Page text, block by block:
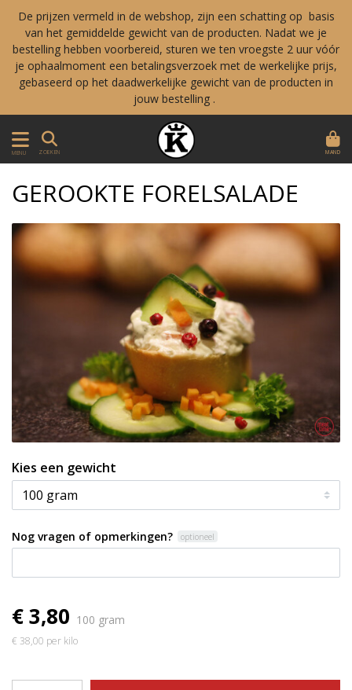
De prijzen vermeld in de webshop, zijn een schatting op basis
van het gemiddelde gewicht van de producten. Nadat we je
bestelling hebben voorbereid, sturen we ten vroegste 2 uur vóór
je ophaalmoment een betalingsverzoek met de werkelijke prijs,
gebaseerd op het daadwerkelijke gewicht van de producten in
jouw bestelling .
MENU ZOEKEN MAND
GEROOKTE FORELSALADE
Kies een gewicht
Nog vragen of opmerkingen? optioneel
€ 3,80 100 gram
€ 38,00 per kilo